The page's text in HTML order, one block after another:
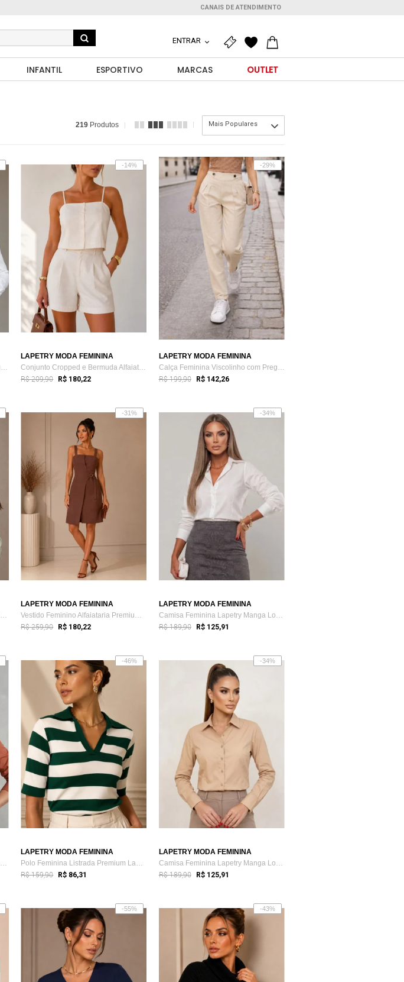
CANAIS DE ATENDIMENTO
ENTRAR
INFANTIL ESPORTIVO MARCAS OUTLET
219 Produtos Mais Populares
Colete Tricot Gola Alta Lapetry Alongad...
-14%
LAPETRY MODA FEMININA
Conjunto Cropped e Bermuda Alfaiataria L...
R$ 209,90 R$ 180,22
-29%
LAPETRY MODA FEMININA
Calça Feminina Viscolinho com Pregas e B...
R$ 199,90 R$ 142,26
Camisa Feminina Lapetry Manga Longa Cas...
-31%
LAPETRY MODA FEMININA
Vestido Feminino Alfaiataria Premium Lap...
R$ 259,90 R$ 180,22
-34%
LAPETRY MODA FEMININA
Camisa Feminina Lapetry Manga Longa Cas...
R$ 189,90 R$ 125,91
Camisa Feminina Lapetry Manga Longa Cas...
-46%
LAPETRY MODA FEMININA
Polo Feminina Listrada Premium Lapetry V...
R$ 159,90 R$ 86,31
-34%
LAPETRY MODA FEMININA
Camisa Feminina Lapetry Manga Longa Cas...
R$ 189,90 R$ 125,91
-55% -43%